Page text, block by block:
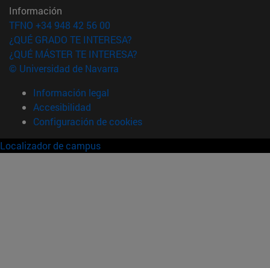
Información
TFNO +34 948 42 56 00
¿QUÉ GRADO TE INTERESA?
¿QUÉ MÁSTER TE INTERESA?
© Universidad de Navarra
Información legal
Accesibilidad
Configuración de cookies
Localizador de campus